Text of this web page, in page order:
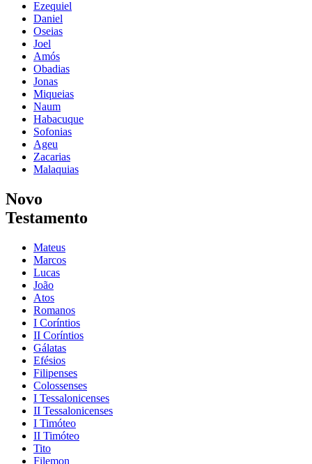
Ezequiel
Daniel
Oseias
Joel
Amós
Obadias
Jonas
Miqueias
Naum
Habacuque
Sofonias
Ageu
Zacarias
Malaquias
Novo
Testamento
Mateus
Marcos
Lucas
João
Atos
Romanos
I Coríntios
II Coríntios
Gálatas
Efésios
Filipenses
Colossenses
I Tessalonicenses
II Tessalonicenses
I Timóteo
II Timóteo
Tito
Filemon